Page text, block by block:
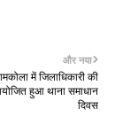
और नया
में जिलाधिकारी की
हुआ थाना समाधान
दिवस